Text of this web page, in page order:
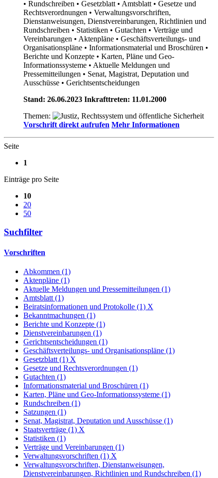
• Rundschreiben • Gesetzblatt • Amtsblatt • Gesetze und
Rechtsverordnungen • Verwaltungsvorschriften,
Dienstanweisungen, Dienstvereinbarungen, Richtlinien und
Rundschreiben • Statistiken • Gutachten • Verträge und
Vereinbarungen • Aktenpläne • Geschäftsverteilungs- und
Organisationspläne • Informationsmaterial und Broschüren •
Berichte und Konzepte • Karten, Pläne und Geo-
Informationssysteme • Aktuelle Meldungen und
Pressemitteilungen • Senat, Magistrat, Deputation und
Ausschüsse • Gerichtsentscheidungen
Stand: 26.06.2023 Inkrafttreten: 11.01.2000
Themen:
Vorschrift direkt aufrufen Mehr Informationen
Seite
1
Einträge pro Seite
10
20
50
Suchfilter
Vorschriften
Abkommen (1)
Aktenpläne (1)
Aktuelle Meldungen und Pressemitteilungen (1)
Amtsblatt (1)
Beiratsinformationen und Protokolle (1) X
Bekanntmachungen (1)
Berichte und Konzepte (1)
Dienstvereinbarungen (1)
Gerichtsentscheidungen (1)
Geschäftsverteilungs- und Organisationspläne (1)
Gesetzblatt (1) X
Gesetze und Rechtsverordnungen (1)
Gutachten (1)
Informationsmaterial und Broschüren (1)
Karten, Pläne und Geo-Informationssysteme (1)
Rundschreiben (1)
Satzungen (1)
Senat, Magistrat, Deputation und Ausschüsse (1)
Staatsverträge (1) X
Statistiken (1)
Verträge und Vereinbarungen (1)
Verwaltungsvorschriften (1) X
Verwaltungsvorschriften, Dienstanweisungen,
Dienstvereinbarungen, Richtlinien und Rundschreiben (1)